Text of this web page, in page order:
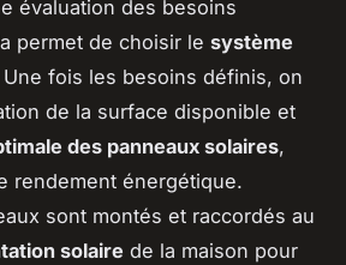
évaluation des besoins
permet de choisir le système
fois les besoins définis, on
de la surface disponible et
des panneaux solaires,
rendement énergétique.
sont montés et raccordés au
solaire de la maison pour